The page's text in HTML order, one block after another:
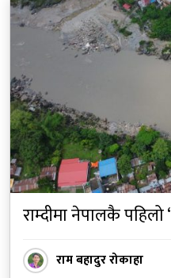
राम्दीमा नेपालकै पहिलो
राम बहादुर रोकाहा